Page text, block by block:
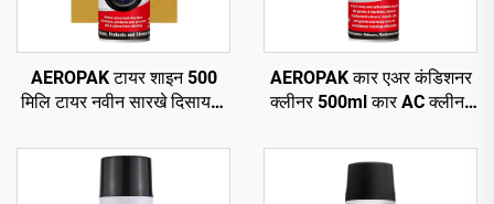
AEROPAK टायर शाइन 500
मिलि टायर नवीन सारखे दिसायला
AEROPAK कार एअर कंडिशनर
क्लीनर 500ml कार AC क्लीनर